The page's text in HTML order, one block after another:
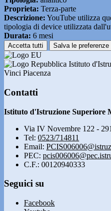
Proprieta: Terza-parte
Descrizione: YouTube utilizza
tipologia di device utilizzata
Durata: 6 mesi
Accetta tutti Salva le preferenze
Istituto
Vinci Piacenza
Contatti
Istituto d'Istruzione Superiore
Via IV Novembre 122 -
Tel: 0523/714811
Email:
PEC:
C.F.: 00120940333
Seguici su
Facebook